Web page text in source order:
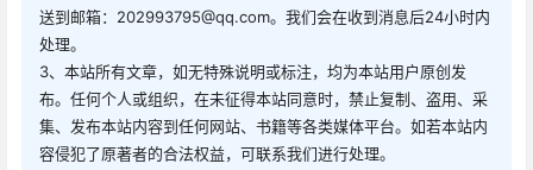
送到邮箱：202993795@qq.com。我们会在收到消息后24小时内
处理。
3、本站所有文章，如无特殊说明或标注，均为本站用户原创发
布。任何个人或组织，在未征得本站同意时，禁止复制、盗用、采
集、发布本站内容到任何网站、书籍等各类媒体平台。如若本站内
容侵犯了原著者的合法权益，可联系我们进行处理。